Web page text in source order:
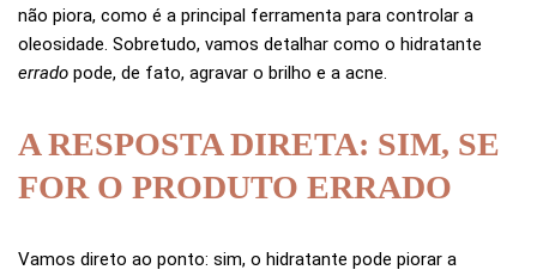
não piora, como é a principal ferramenta para controlar a
oleosidade. Sobretudo, vamos detalhar como o hidratante
errado pode, de fato, agravar o brilho e a acne.
A RESPOSTA DIRETA: SIM, SE
FOR O PRODUTO ERRADO
Vamos direto ao ponto: sim, o hidratante pode piorar a